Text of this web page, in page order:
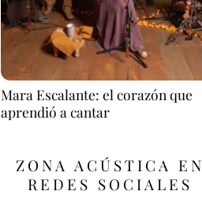
Mara Escalante: el corazón que
aprendió a cantar
ZONA ACÚSTICA EN
REDES SOCIALES